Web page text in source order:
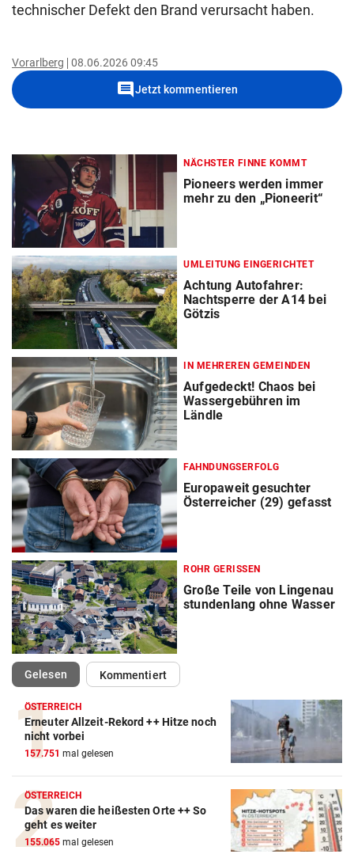
technischer Defekt den Brand verursacht haben.
Vorarlberg 08.06.2026 09:45
commentJetzt kommentieren
NÄCHSTER FINNE KOMMT
Pioneers werden immer
mehr zu den „Pioneerit“
UMLEITUNG EINGERICHTET
Achtung Autofahrer:
Nachtsperre der A14 bei
Götzis
IN MEHREREN GEMEINDEN
Aufgedeckt! Chaos bei
Wassergebühren im
Ländle
FAHNDUNGSERFOLG
Europaweit gesuchter
Österreicher (29) gefasst
ROHR GERISSEN
Große Teile von Lingenau
stundenlang ohne Wasser
Gelesen(ausgewählt)Kommentiert
ÖSTERREICH
Erneuter Allzeit-Rekord ++ Hitze noch
nicht vorbei
157.751 mal gelesen
ÖSTERREICH
Das waren die heißesten Orte ++ So
geht es weiter
155.065 mal gelesen